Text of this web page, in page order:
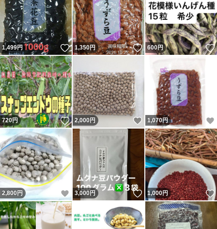
1,499円 いいね！
1,350円 いいね！
600円
720円 いいね！
2,000円 いいね！
1,070円
2,800 円 いいね！
3,000円 いいね！
1,000円